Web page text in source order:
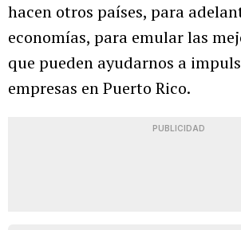
hacen otros países, para
economías, para emular las
que pueden ayudarnos a
empresas en Puerto Rico.
PUBLICIDAD